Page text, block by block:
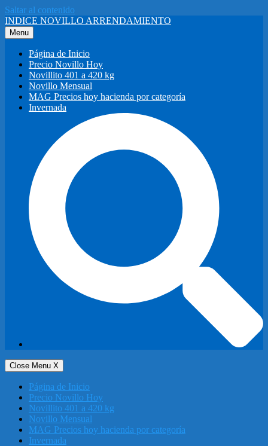
Saltar al contenido
INDICE NOVILLO ARRENDAMIENTO
Menu
Página de Inicio
Precio Novillo Hoy
Novillito 401 a 420 kg
Novillo Mensual
MAG Precios hoy hacienda por categoría
Invernada
Close Menu X
Página de Inicio
Precio Novillo Hoy
Novillito 401 a 420 kg
Novillo Mensual
MAG Precios hoy hacienda por categoría
Invernada